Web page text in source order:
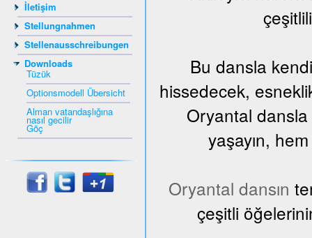
İletişim
Stellungnahmen
Stellenausschreibungen
Downloads
Tüzük
Optionsmodell Übersicht
Alman vatandaşlığına
nasıl gecilir
Göç
Bu dansla
hissedecek,
Oryantal dansla
yaşayın,
Oryantal dansın
çeşitli